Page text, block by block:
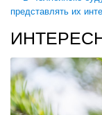
представлять их